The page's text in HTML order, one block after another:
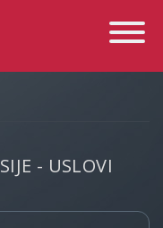
Toggle
- USLOVI